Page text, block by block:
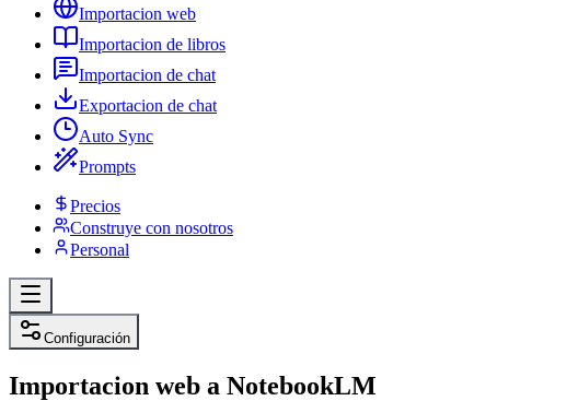
Importacion web
Importacion de libros
Importacion de chat
Exportacion de chat
Auto Sync
Prompts
Precios
Construye con nosotros
Personal
Configuración
Importacion web a NotebookLM